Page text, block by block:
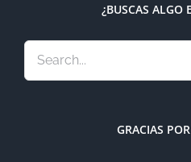
¿BUSCAS ALGO
GRACIAS